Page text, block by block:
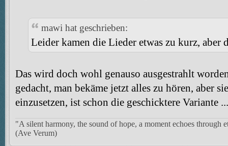
mawi hat geschrieben:
Leider kamen die Lieder etwas zu kurz, aber
Das wird doch wohl genauso ausgestrahlt
gedacht, man bekäme jetzt alles zu hören, aber
einzusetzen, ist schon die geschicktere Variante
"A silent harmony, the sound of hope, a moment echoes through
(Ave Verum)